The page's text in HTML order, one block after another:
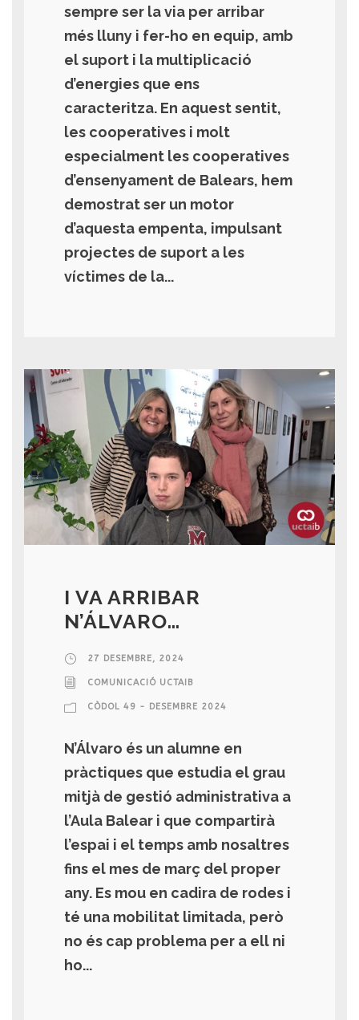
sempre ser la via per arribar
més lluny i fer-ho en equip, amb
el suport i la multiplicació
d’energies que ens
caracteritza. En aquest sentit,
les cooperatives i molt
especialment les cooperatives
d’ensenyament de Balears, hem
demostrat ser un motor
d’aquesta empenta, impulsant
projectes de suport a les
víctimes de la...
I VA ARRIBAR
N’ÁLVARO…
27 DESEMBRE, 2024
COMUNICACIÓ UCTAIB
CÒDOL 49 - DESEMBRE 2024
N’Álvaro és un alumne en
pràctiques que estudia el grau
mitjà de gestió administrativa a
l’Aula Balear i que compartirà
l’espai i el temps amb nosaltres
fins el mes de març del proper
any. Es mou en cadira de rodes i
té una mobilitat limitada, però
no és cap problema per a ell ni
ho...